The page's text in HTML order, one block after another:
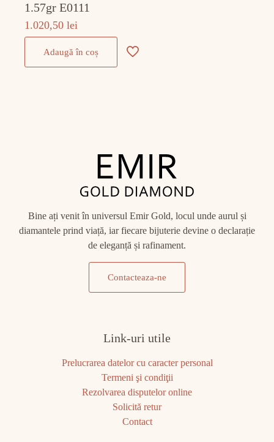
1.57gr E0111
1.020,50lei
Adaugă în coș
Bine ați venit în universul Emir Gold, locul unde aurul și
diamantele prind viață, iar fiecare bijuterie devine o declarație
de eleganță și rafinament.
Contacteaza-ne
Link-uri utile
Prelucrarea datelor cu caracter personal
Termeni şi condiţii
Rezolvarea disputelor online
Solicită retur
Contact